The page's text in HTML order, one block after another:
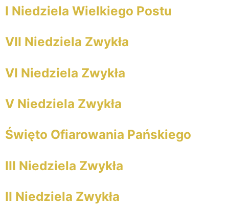
I Niedziela Wielkiego Postu
VII Niedziela Zwykła
VI Niedziela Zwykła
V Niedziela Zwykła
Święto Ofiarowania Pańskiego
III Niedziela Zwykła
II Niedziela Zwykła